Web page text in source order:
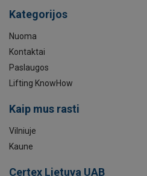
Kategorijos
Nuoma
Kontaktai
Paslaugos
Lifting KnowHow
Kaip mus rasti
Vilniuje
Kaune
Certex Lietuva UAB